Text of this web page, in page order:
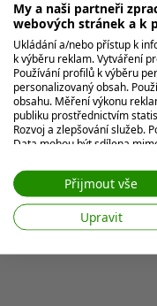
My a naši partneři
webových stránek a k
Ukládání a/nebo přístup k
k výběru reklam. Vytváření
Používání profilů k výběru
personalizovaný obsah.
obsahu. Měření výkonu
publiku prostřednictvím
Rozvoj a zlepšování služeb.
Data mohou být sdílena
web/aplikaci.
Zobrazit seznam
Vaše údaje používáme pro
Přijmout vše
Upravit